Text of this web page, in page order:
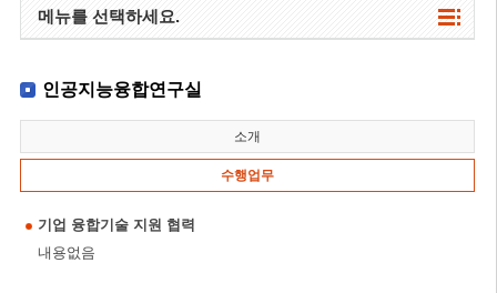
메뉴를 선택하세요.
인공지능융합연구실
소개
수행업무
기업 융합기술 지원 협력
내용없음